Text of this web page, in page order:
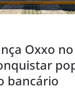
Oxxo
bancário